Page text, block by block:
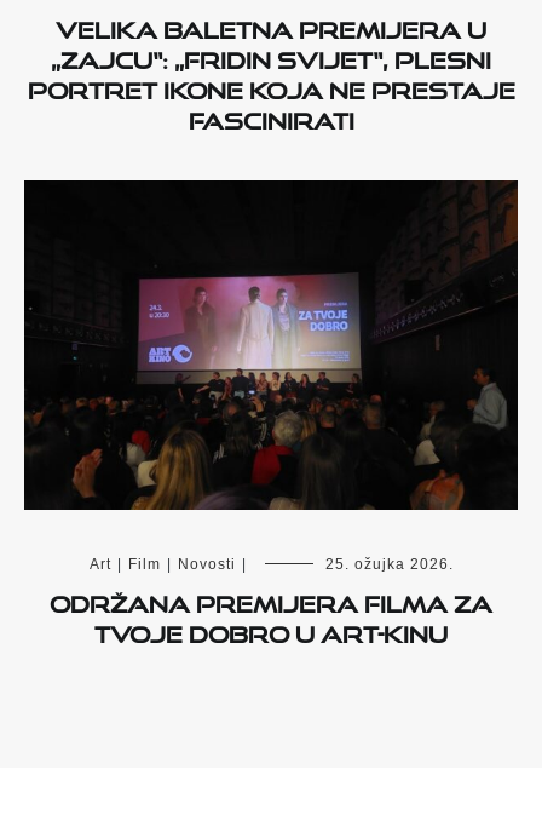
Velika baletna premijera u
„Zajcu“: „Fridin svijet“, plesni
portret ikone koja ne prestaje
fascinirati
Art Film Novosti 25. ožujka 2026.
Održana premijera filma Za
tvoje dobro u Art-kinu